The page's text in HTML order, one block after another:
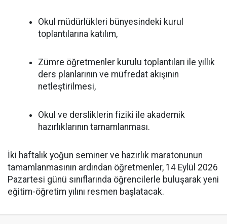
Okul müdürlükleri bünyesindeki kurul
toplantılarına katılım,
Zümre öğretmenler kurulu toplantıları ile yıllık
ders planlarının ve müfredat akışının
netleştirilmesi,
Okul ve dersliklerin fiziki ile akademik
hazırlıklarının tamamlanması.
İki haftalık yoğun seminer ve hazırlık maratonunun
tamamlanmasının ardından öğretmenler, 14 Eylül 2026
Pazartesi günü sınıflarında öğrencilerle buluşarak yeni
eğitim-öğretim yılını resmen başlatacak.